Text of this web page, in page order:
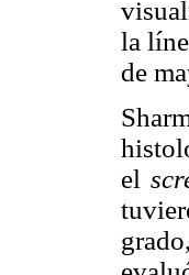
la
de
el